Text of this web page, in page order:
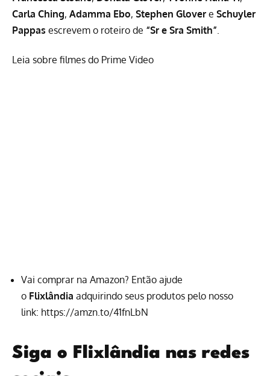
Carla Ching, Adamma Ebo, Stephen Glover e Schuyler
Pappas escrevem o roteiro de “Sr e Sra Smith”
Leia sobre filmes do Prime Video
Vai comprar na Amazon? Então ajude
o Flixlândia adquirindo seus produtos pelo nosso
link: https://amzn.to/41fnLbN
Siga o Flixlândia nas redes